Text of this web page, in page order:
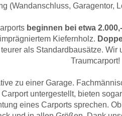
(Wandanschluss, Garagentor,
beginnen bei etwa
Kiefernholz.
als Standardbausätze.
Traumcarport!
zu einer Garage.
untergestellt, bieten
eines Carports sprechen. Ob